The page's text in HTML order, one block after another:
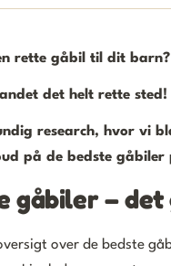
rette gåbil til dit barn?
det helt rette sted!
research, hvor vi
på de bedste gåbiler
gåbiler –
over de bedste